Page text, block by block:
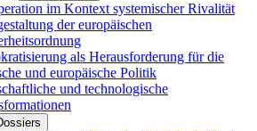
im Kontext systemischer Rivalität
der europäischen
als Herausforderung für die
und europäische Politik
und technologische